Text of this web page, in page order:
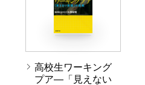
高校生ワーキング
プア―「見えない